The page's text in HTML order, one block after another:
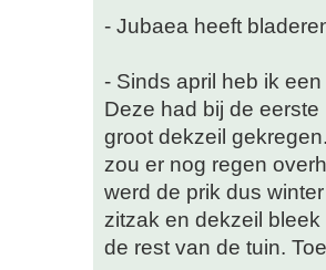
- Jubaea heeft
- Sinds april heb ik
Deze had bij de
groot dekzeil
zou er nog regen
werd de prik dus
zitzak en dekzeil
de rest van de tuin.